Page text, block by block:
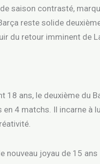
saison contrasté,
reste solide
du retour imminent de
18 ans, le deuxième du
en 4 matchs. Il incarne à
nouveau joyau de 15 ans